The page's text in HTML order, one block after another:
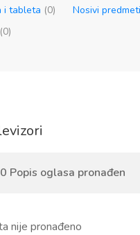
i tableta (0) Nosivi predmeti
(0)
0 Popis oglasa pronađen
nije pronađeno